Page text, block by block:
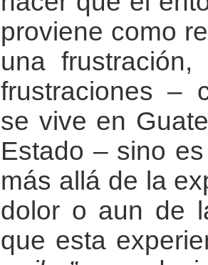
proviene como
una
frustraciones –
se vive en
Estado – sino
más allá de la
dolor o aun de
que esta